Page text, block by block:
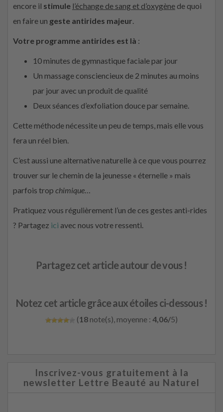
encore il stimule l’échange de sang et d’oxygène de quoi
en faire un geste antirides majeur.
Votre programme antirides est là :
10 minutes de gymnastique faciale par jour
Un massage consciencieux de 2 minutes au moins
par jour avec un produit de qualité
Deux séances d’exfoliation douce par semaine.
Cette méthode nécessite un peu de temps, mais elle vous
fera un réel bien.
C’est aussi une alternative naturelle à ce que vous pourrez
trouver sur le chemin de la jeunesse « éternelle » mais
parfois trop chimique…
Pratiquez vous régulièrement l’un de ces gestes anti-rides
? Partagez ici avec nous votre ressenti.
Partagez cet article autour de vous !
Notez cet article grâce aux étoiles ci-dessous !
(18 note(s), moyenne : 4,06/5)
Inscrivez-vous gratuitement à la
newsletter Lettre Beauté au Naturel